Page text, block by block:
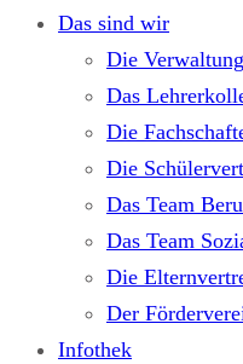
Das sind wir
Die Verwaltung
Das
Die
Die
Das Team
Das Team
Die
Der
Infothek